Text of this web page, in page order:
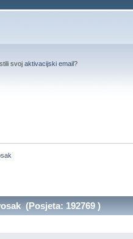
svojaktivacijski email?
(Posjeta: 192769 )